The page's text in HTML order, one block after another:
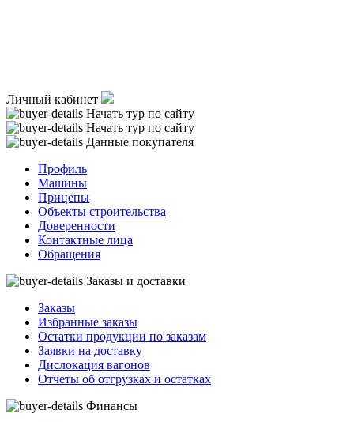
Личный кабинет
Начать тур по сайту
Начать тур по сайту
Данные покупателя
Профиль
Машины
Прицепы
Объекты строительства
Доверенности
Контактные лица
Обращения
Заказы и доставки
Заказы
Избранные заказы
Остатки продукции по заказам
Заявки на доставку
Дислокация вагонов
Отчеты об отгрузках и остатках
Финансы